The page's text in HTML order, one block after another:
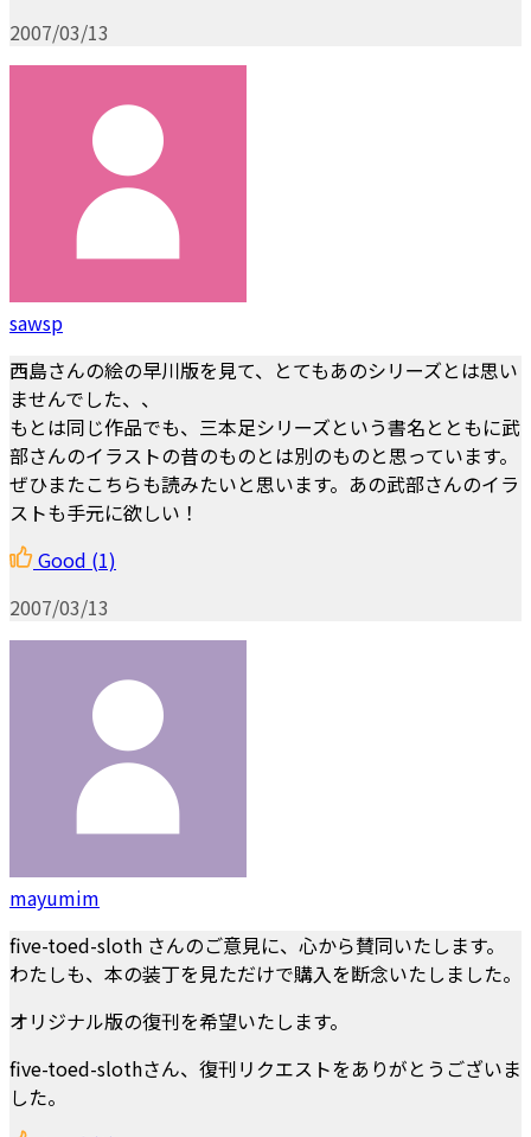
2007/03/13
sawsp
西島さんの絵の早川版を見て、とてもあのシリーズとは思い
ませんでした、、
もとは同じ作品でも、三本足シリーズという書名とともに武
部さんのイラストの昔のものとは別のものと思っています。
ぜひまたこちらも読みたいと思います。あの武部さんのイラ
ストも手元に欲しい！
Good (1)
2007/03/13
mayumim
five-toed-sloth さんのご意見に、心から賛同いたします。
わたしも、本の装丁を見ただけで購入を断念いたしました。
オリジナル版の復刊を希望いたします。
five-toed-slothさん、復刊リクエストをありがとうございま
した。